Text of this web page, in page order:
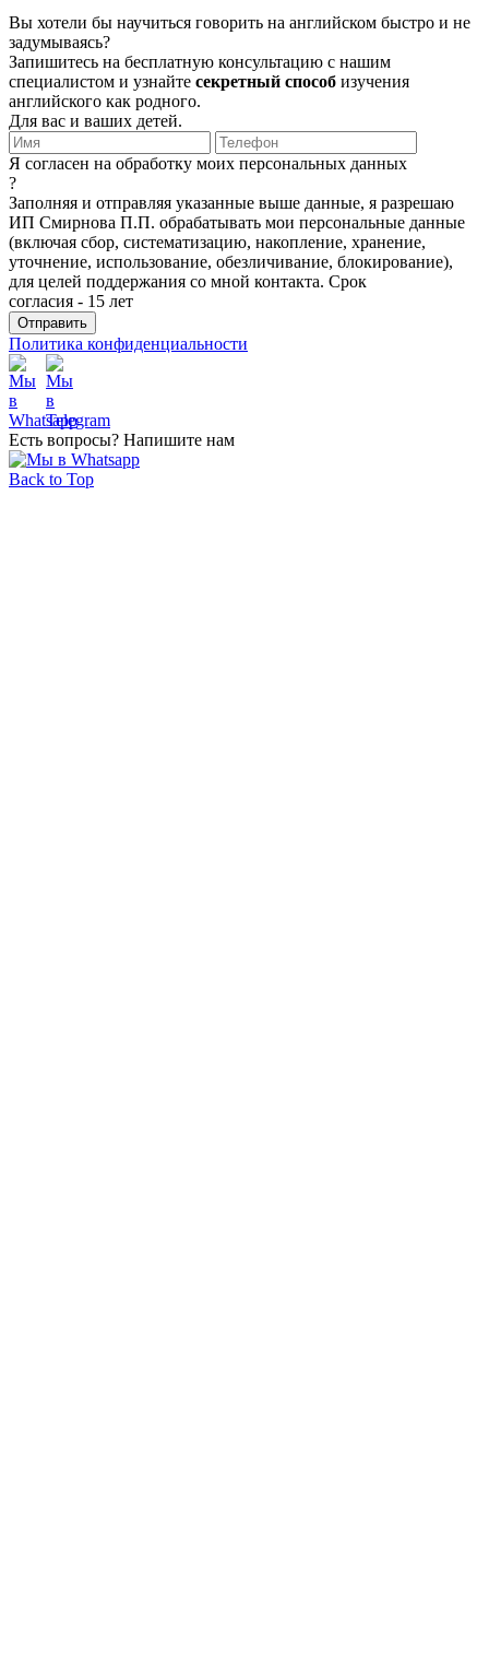
Вы хотели бы научиться говорить на английском быстро и не
задумываясь?
Запишитесь на бесплатную консультацию с нашим
специалистом и узнайте секретный способ изучения
английского как родного.
Для вас и ваших детей.
Я согласен на обработку моих персональных данных
?
Заполняя и отправляя указанные выше данные, я разрешаю
ИП Смирнова П.П. обрабатывать мои персональные данные
(включая сбор, систематизацию, накопление, хранение,
уточнение, использование, обезличивание, блокирование),
для целей поддержания со мной контакта. Срок
согласия - 15 лет
Политика конфиденциальности
Есть вопросы? Напишите нам
Back to Top